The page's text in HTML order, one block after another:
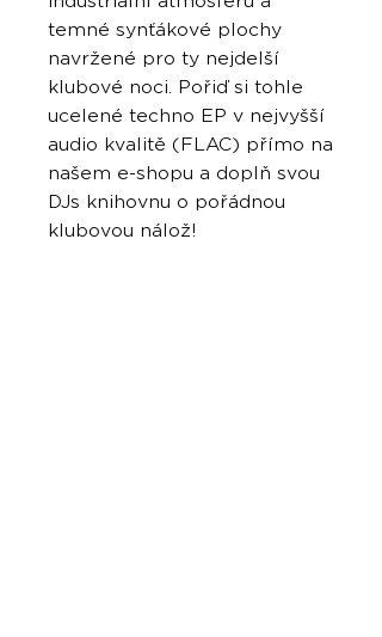
temné synťákové plochy
navržené pro ty nejdelší
klubové noci. Pořiď si tohle
ucelené techno EP v nejvyšší
audio kvalitě (FLAC) přímo na
našem e-shopu a doplň svou
DJs knihovnu o pořádnou
klubovou nálož!